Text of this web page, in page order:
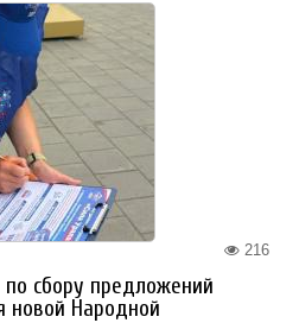
216
сбору предложений
новой Народной